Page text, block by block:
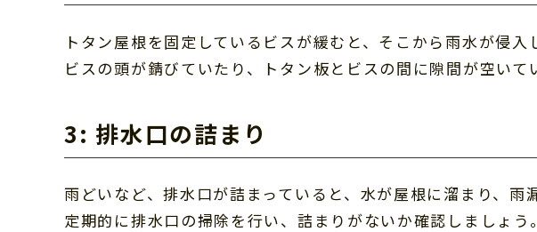
トタン屋根を固定しているビスが緩むと、そこから雨水が侵入
ビスの頭が錆びていたり、トタン板とビスの間に隙間が空いて
3: 排水口の詰まり
雨どいなど、排水口が詰まっていると、水が屋根に溜まり、雨
定期的に排水口の掃除を行い、詰まりがないか確認しましょう。